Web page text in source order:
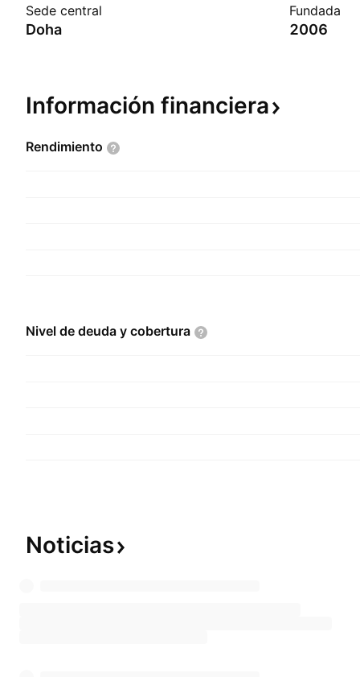
Sede central
Doha
Fundada
2006
Información financiera
Rendimiento
Nivel de deuda y cobertura
Noticias